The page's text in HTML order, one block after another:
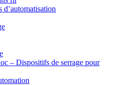
d’automatisation
– Dispositifs de serrage pour